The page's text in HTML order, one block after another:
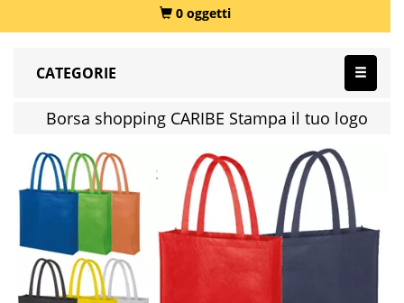
0 oggetti
CATEGORIE
Borsa shopping CARIBE Stampa il tuo logo